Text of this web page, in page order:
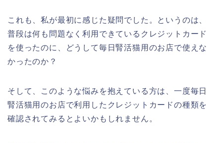
これも、私が最初に感じた疑問でした。というのは、
普段は何も問題なく利用できているクレジットカード
を使ったのに、どうして毎日腎活猫用のお店で使えな
かったのか？
そして、このような悩みを抱えている方は、一度毎日
腎活猫用のお店で利用したクレジットカードの種類を
確認されてみるとよいかもしれません。